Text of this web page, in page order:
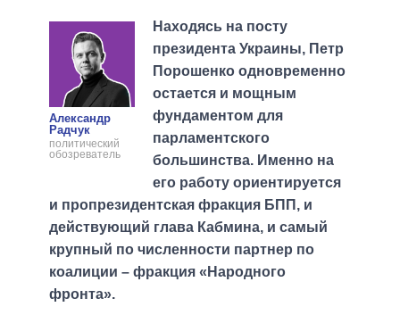
Александр
Радчук
политический
обозреватель
Находясь на посту
президента Украины, Петр
Порошенко одновременно
остается и мощным
фундаментом для
парламентского
большинства. Именно на
его работу ориентируется
и пропрезидентская фракция БПП, и
действующий глава Кабмина, и самый
крупный по численности партнер по
коалиции – фракция «Народного
фронта».